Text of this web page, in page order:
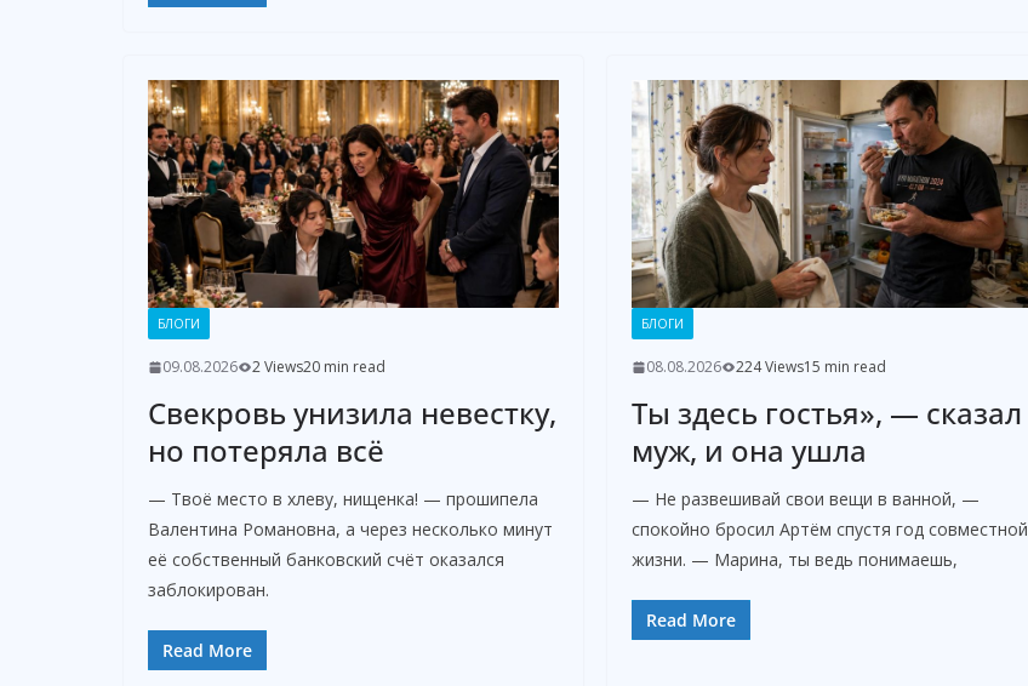
БЛОГИ
09.08.2026 2 Views20 min read
Свекровь унизила невестку,
но потеряла всё
— Твоё место в хлеву, нищенка! — прошипела
Валентина Романовна, а через несколько минут
её собственный банковский счёт оказался
заблокирован.
Read More
БЛОГИ
08.08.2026 224 Views15 min read
Ты здесь гостья», — сказал
муж, и она ушла
— Не развешивай свои вещи в ванной, —
спокойно бросил Артём спустя год совместной
жизни. — Марина, ты ведь понимаешь,
Read More